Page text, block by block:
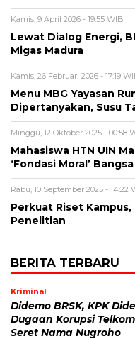
Kamis, 9 April 2026 - 19:55 WIB
Lewat Dialog Energi,
Migas Madura
Kamis, 26 Februari 2026 - 17:19
Menu MBG Yayasan
Dipertanyakan, Susu
Minggu, 12 Oktober 2025 - 00:58
Mahasiswa HTN UIN
‘Fondasi Moral’
Rabu, 10 September 2025 - 14:22
Perkuat Riset Kampus,
Penelitian
BERITA TERBARU
Kriminal
Didemo BRSK, KPK
Dugaan Korupsi
Seret Nama Nugroho